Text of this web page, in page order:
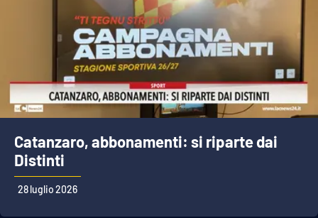
Catanzaro, abbonamenti: si riparte dai
Distinti
28 luglio 2026